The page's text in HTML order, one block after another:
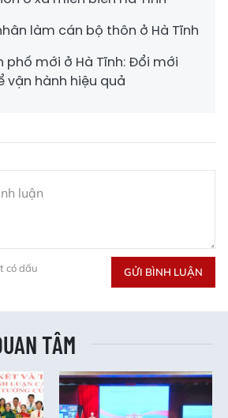
làm cán bộ thôn ở Hà Tĩnh
phố mới ở Hà Tĩnh: Đổi mới
vận hành hiệu quả
có dấu GỬI BÌNH LUẬN
TÂM